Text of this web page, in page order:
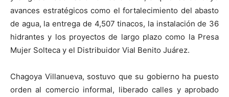
avances estratégicos como el fortalecimiento del abasto
de agua, la entrega de 4,507 tinacos, la instalación de 36
hidrantes y los proyectos de largo plazo como la Presa
Mujer Solteca y el Distribuidor Vial Benito Juárez.
Chagoya Villanueva, sostuvo que su gobierno ha puesto
orden al comercio informal, liberado calles y aprobado